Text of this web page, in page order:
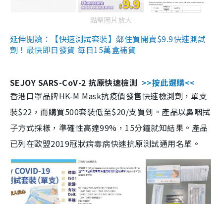
點擊圖片放大
延伸閱讀：【快速測試套裝】鄰住買開賣$9.9快速測試
劑！最快即日發貨 每日15萬盒補貨
SEJOY SARS-CoV-2 抗原快速檢測 >>按此選購<<
香港口罩品牌HK-M Mask抗疫價發售快速檢測劑，單支
裝$22，而購買500套裝低至$20/支買到。產品以鼻咽拭
子方式採樣，準確性高達99%，15分鐘就知結果。產品
已列在歐盟2019冠狀病毒病快速抗原測試通用名單。